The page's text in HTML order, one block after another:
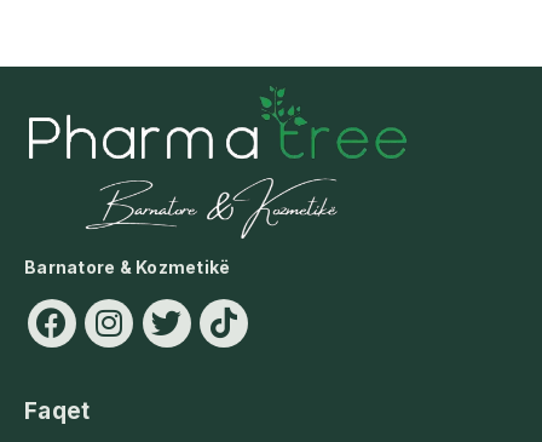
Barnatore & Kozmetikë
Faqet